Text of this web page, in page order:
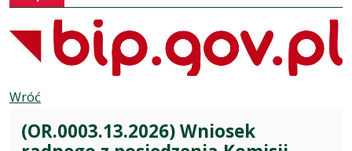
Wróć
(OR.0003.13.2026) Wniosek